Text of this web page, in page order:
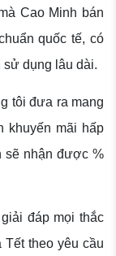
Cao Minh bán
quốc tế, có
sử dụng lâu dài.
tôi đưa ra mang
khuyến mãi hấp
sẽ nhận được %
đáp mọi thắc
Tết theo yêu cầu